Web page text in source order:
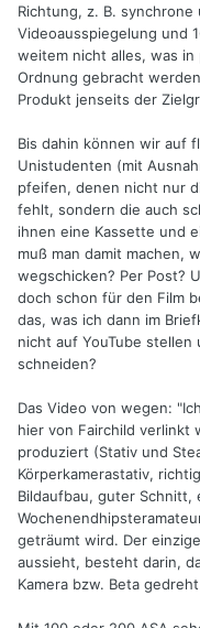
Richtung, z. B. synchrone
Videoausspiegelung und
weitem nicht alles, was in
Ordnung gebracht
Produkt jenseits der
Bis dahin können wir auf
Unistudenten (mit
pfeifen, denen nicht nur
fehlt, sondern die auch
ihnen eine Kassette und
muß man damit machen,
wegschicken? Per Post?
doch schon für den Film
das, was ich dann im
nicht auf YouTube
schneiden?
Das Video von wegen:
hier von Fairchild verlinkt
produziert (Stativ und
Körperkamerastativ,
Bildaufbau, guter Schnitt,
geträumt wird. Der
aussieht, besteht darin,
Kamera bzw. Beta